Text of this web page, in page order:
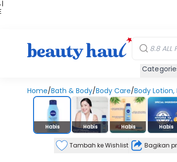
|
Home/Bath & Body/Body Care/Body
Stok Habis
Habis Habis Habis Habis
Tambah ke Wishlist Bagikan